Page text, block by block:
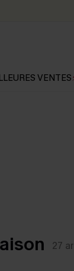
VENTES
27